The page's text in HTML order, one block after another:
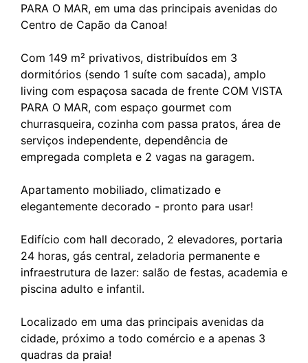
PARA O MAR, em uma das principais avenidas do
Centro de Capão da Canoa!
Com 149 m² privativos, distribuídos em 3
dormitórios (sendo 1 suíte com sacada), amplo
living com espaçosa sacada de frente COM VISTA
PARA O MAR, com espaço gourmet com
churrasqueira, cozinha com passa pratos, área de
serviços independente, dependência de
empregada completa e 2 vagas na garagem.
Apartamento mobiliado, climatizado e
elegantemente decorado - pronto para usar!
Edifício com hall decorado, 2 elevadores, portaria
24 horas, gás central, zeladoria permanente e
infraestrutura de lazer: salão de festas, academia e
piscina adulto e infantil.
Localizado em uma das principais avenidas da
cidade, próximo a todo comércio e a apenas 3
quadras da praia!